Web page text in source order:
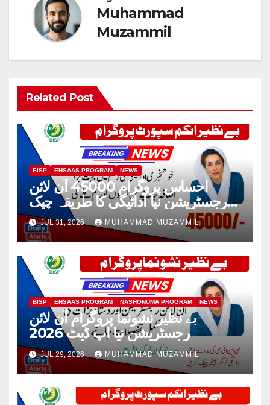
Muhammad
Muzammil
Related Post
BISP EHSAAS PROGRAM NEWS
احساس پروگرام 45000 آن لائن
رجسٹریشن نیا ادائیگی کا طریقہ چیک
2026
JUL 31, 2026 MUHAMMAD MUZAMMIL
BISP EHSAAS PROGRAM NASHONUMA PROGRAM NEWS
بے نظیر نشونما پروگرام آن لائن
رجسٹریشن نیا اپ ڈیٹ 2026
JUL 29, 2026 MUHAMMAD MUZAMMIL